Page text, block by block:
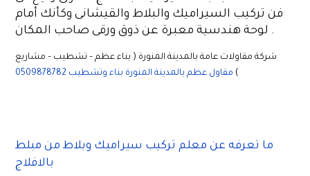
فن تركيب السيراميك والبلاط والقيشانى وكأنك أمام
لوحة هندسية معبرة عن ذوق ورقى صاحب المكان .
شركة مقاولات عامة بالمدينة المنورة ( بناء عظم – تشطيب – مشاريع
) مقاول عظم بالمدينة المنورة بناء وتشطيب 0509878782
ما تعرفه عن معلم تركيب سيراميك وبلاط من مبلط
بالافلاج